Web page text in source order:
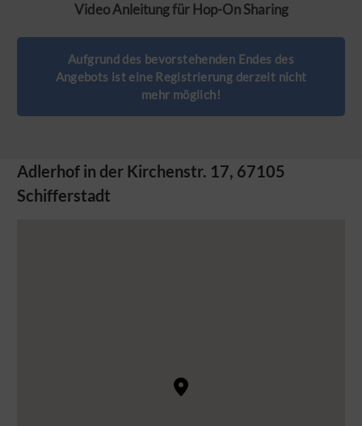
Video Anleitung für Hop-On Sharing
Aufgrund des bevorstehenden Endes des
Angebots ist eine Registrierung derzeit nicht
mehr möglich!
Adlerhof in der Kirchenstr. 17, 67105
Schifferstadt